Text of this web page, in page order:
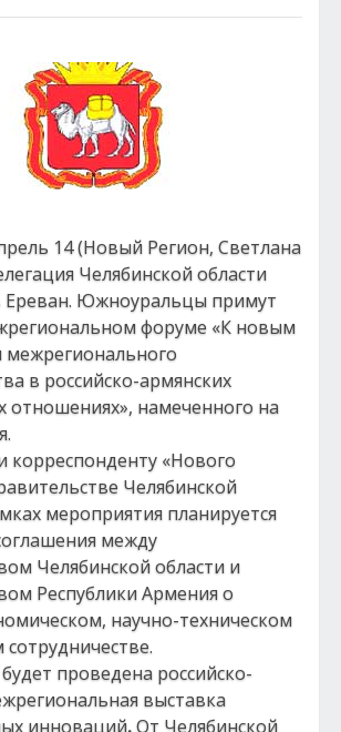
14 (Новый Регион, Светлана
Челябинской области
Ереван. Южноуральцы примут
форуме «К новым
в российско-армянских
отношениях», намеченного на
корреспонденту «Нового
Челябинской
мероприятия планируется
между
Челябинской области и
Республики Армения о
научно-техническом
проведена российско-
выставка
инноваций.От Челябинской